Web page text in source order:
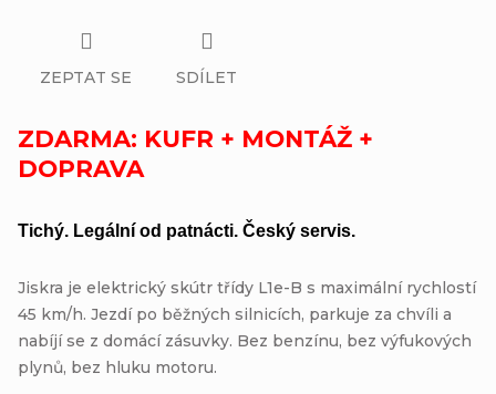
ZDARMA: KUFR + MONTÁŽ +
DOPRAVA
Tichý. Legální od patnácti. Český servis.
Jiskra je elektrický skútr třídy L1e-B s maximální rychlostí
45 km/h. Jezdí po běžných silnicích, parkuje za chvíli a
nabíjí se z domácí zásuvky. Bez benzínu, bez výfukových
plynů, bez hluku motoru.
ZEPTAT SE SDÍLET